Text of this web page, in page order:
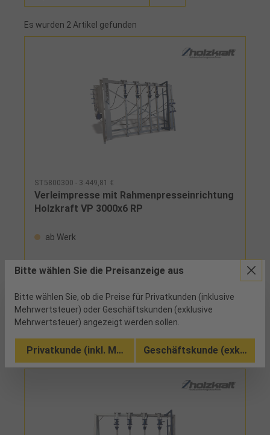
Es wurden 2 Artikel gefunden
ST5800300 - 3.449,81 €
Verleimpresse mit Rahmenpresseinrichtung
Holzkraft VP 3000x6 RP
ab Werk
Türen Ideal für die Herstellung für Rahmen, Fenster
PressaggregateZentrale Erzeugung des
Hydraulikdrucks über Handpumpe mit
DruckanzeigeJedes Pressaggregat einzeln
abschaltbar mit AbsperrhahnIntegrierter
Niederhalter für die vollflächige Auflage des
WerkstücksHerstellerStürmer Maschinen GmbHDr.-
Robert-Pfleger-Str. 26, 96103 Hallstadt,
Deutschlandinfo@stuermer-maschinen.de
Vergleichen
In den Warenkorb
Bitte wählen Sie die Preisanzeige aus
Bitte wählen Sie, ob die Preise für Privatkunden (inklusive
Mehrwertsteuer) oder Geschäftskunden (exklusive
Mehrwertsteuer) angezeigt werden sollen.
Privatkunde (inkl. MwSt.) Geschäftskunde (exkl.